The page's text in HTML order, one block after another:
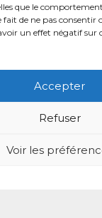
que le
fait de ne pas consentir
un effet négatif sur
Accepter
Refuser
Voir les
Autour du
Professionnels de